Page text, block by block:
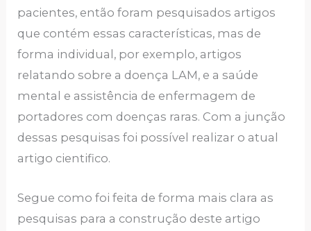
pacientes, então foram pesquisados artigos
que contém essas características, mas de
forma individual, por exemplo, artigos
relatando sobre a doença LAM, e a saúde
mental e assistência de enfermagem de
portadores com doenças raras. Com a junção
dessas pesquisas foi possível realizar o atual
artigo cientifico.
Segue como foi feita de forma mais clara as
pesquisas para a construção deste artigo